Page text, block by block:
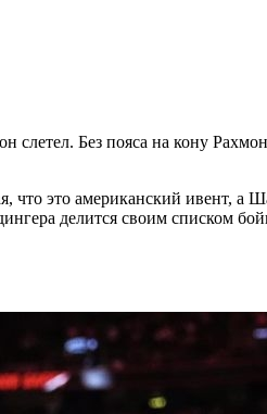
Без пояса на кону
что это американский ивент,
делится своим списком